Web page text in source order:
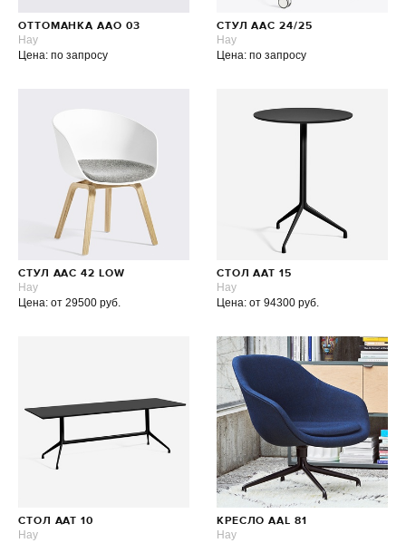
ОТТОМАНКА AAO 03
Hay
Цена: по запросу
СТУЛ AAC 24/25
Hay
Цена: по запросу
СТУЛ AAC 42 LOW
Hay
Цена: от 29500 руб.
СТОЛ AAT 15
Hay
Цена: от 94300 руб.
СТОЛ АAT 10
Hay
КРЕСЛО AAL 81
Hay